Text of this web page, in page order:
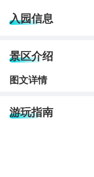
入园信息
景区介绍
图文详情
游玩指南